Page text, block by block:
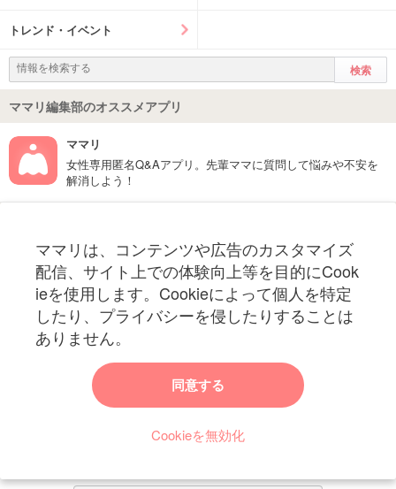
トレンド・イベント
ママリ編集部のオススメアプリ
ママリ
女性専用匿名Q&Aアプリ。先輩ママに質問して悩みや不安を
解消しよう！
ママリは、コンテンツや広告のカスタマイズ
配信、サイト上での体験向上等を目的にCook
ieを使用します。Cookieによって個人を特定
したり、プライバシーを侵したりすることは
ありません。
同意する
Cookieを無効化
妊娠〜子育て中のお役立ち情報を配信中
ママリからのお知らせ
今ママリで読みたい記事は何ですか？
ママリ編集部がみなさんのご意見をもとに記事を作成させていただきま